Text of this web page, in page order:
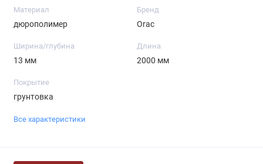
Материал
дюрополимер
Бренд
Orac
Ширина/глубина
13 мм
Длина
2000 мм
Покрытие
грунтовка
Все характеристики